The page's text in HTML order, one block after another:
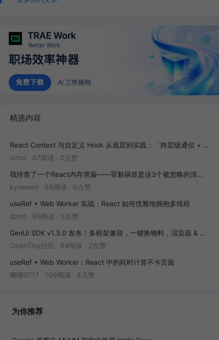
精选内容
React Context 与自定义 Hook 从底层到实践：「跨层级通信 + 副作用封装」全解析
dzhd · 67阅读 · 2点赞
我排查了一个React内存泄漏——罪魁祸首是这3个被忽略的清理函数
kyriewen · 68阅读 · 0点赞
useRef + Web Worker 实战：React 如何优雅地拥抱多线程
dzhd · 69阅读 · 5点赞
GenUI SDK v1.3.0 发布｜多框架兼容，一键换物料，渲染器 & 演练场全面增强！
OpenTiny社区 · 84阅读 · 2点赞
useRef + Web Worker：React 中的耗时计算不卡页面
嘟嘟0717 · 109阅读 · 8点赞
为你推荐